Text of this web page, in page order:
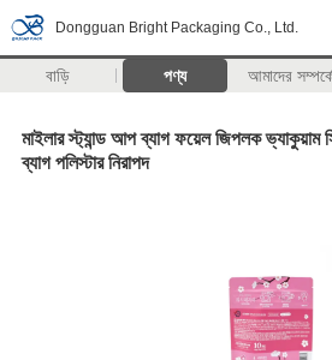
Dongguan Bright Packaging Co., Ltd.
বাড়ি পণ্য আমাদের
মাইলার স্ট্যান্ড আপ ব্যাগ ফয়েল জিপলক ভ্যাকুয়াম
ব্যাগ পলিস্টার নিরাপদ